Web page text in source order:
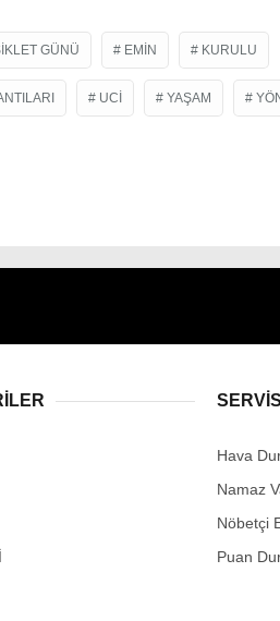
GÜNÜ EMIN KURULU
UCI YAŞAM
Hava
Namaz
Nöbetçi
Puan